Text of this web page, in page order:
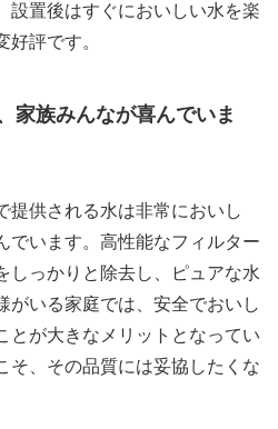
設置後はすぐにおいしい水を楽
好評です。
家族みんなが喜んでいま
提供される水は非常においし
でいます。高性能なフィルター
しっかりと除去し、ピュアな水
がいる家庭では、安全でおいし
とが大きなメリットとなってい
そ、その品質には妥協したくな